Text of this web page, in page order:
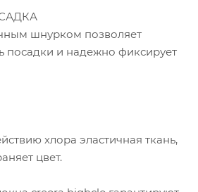
шнурком позволяет
посадки и надежно фиксирует
хлора эластичная ткань,
цвет.